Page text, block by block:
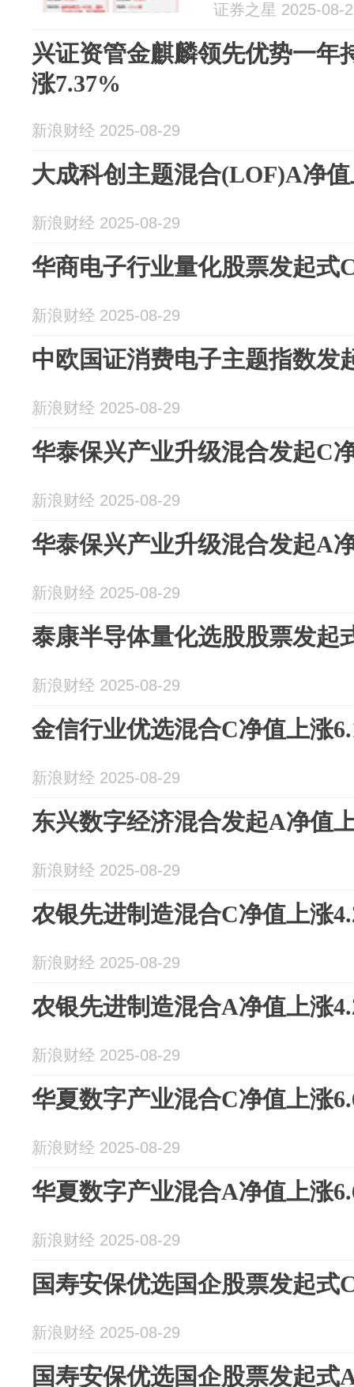
证券之星 2025-08-
兴证资管金麒麟领先优势一年
涨7.37%
新浪财经 2025-08-29
大成科创主题混合(LOF)A净
新浪财经 2025-08-29
华商电子行业量化股票发起式
新浪财经 2025-08-29
中欧国证消费电子主题指数发
新浪财经 2025-08-29
华泰保兴产业升级混合发起C
新浪财经 2025-08-29
华泰保兴产业升级混合发起A
新浪财经 2025-08-29
泰康半导体量化选股股票发起
新浪财经 2025-08-29
金信行业优选混合C净值上涨
新浪财经 2025-08-29
东兴数字经济混合发起A净值
新浪财经 2025-08-29
农银先进制造混合C净值上涨
新浪财经 2025-08-29
农银先进制造混合A净值上涨
新浪财经 2025-08-29
华夏数字产业混合C净值上涨
新浪财经 2025-08-29
华夏数字产业混合A净值上涨
新浪财经 2025-08-29
国寿安保优选国企股票发起式
新浪财经 2025-08-29
国寿安保优选国企股票发起式